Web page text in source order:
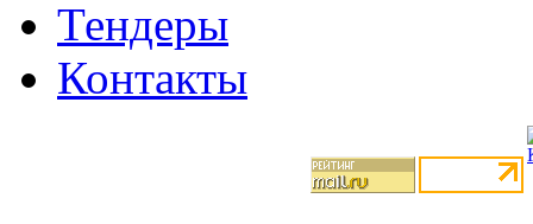
Тендеры
Контакты